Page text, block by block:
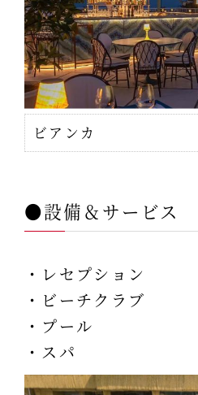
ビアンカ
●設備＆サービス
・レセプション
・ビーチクラブ
・プール
・スパ